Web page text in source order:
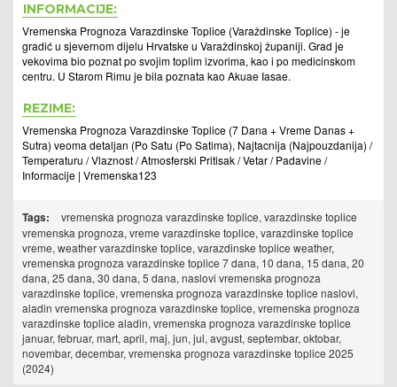
INFORMACIJE:
Vremenska Prognoza Varazdinske Toplice (Varaždinske Toplice) - je
gradić u sjevernom dijelu Hrvatske u Varaždinskoj županiji. Grad je
vekovima bio poznat po svojim toplim izvorima, kao i po medicinskom
centru. U Starom Rimu je bila poznata kao Akuae Iasae.
REZIME:
Vremenska Prognoza Varazdinske Toplice (7 Dana + Vreme Danas +
Sutra) veoma detaljan (Po Satu (Po Satima), Najtacnija (Najpouzdanija) /
Temperaturu / Vlaznost / Atmosferski Pritisak / Vetar / Padavine /
Informacije | Vremenska123
Tags:
vremenska prognoza varazdinske toplice, varazdinske toplice
vremenska prognoza, vreme varazdinske toplice, varazdinske toplice
vreme, weather varazdinske toplice, varazdinske toplice weather,
vremenska prognoza varazdinske toplice 7 dana, 10 dana, 15 dana, 20
dana, 25 dana, 30 dana, 5 dana, naslovi vremenska prognoza
varazdinske toplice, vremenska prognoza varazdinske toplice naslovi,
aladin vremenska prognoza varazdinske toplice, vremenska prognoza
varazdinske toplice aladin, vremenska prognoza varazdinske toplice
januar, februar, mart, april, maj, jun, jul, avgust, septembar, oktobar,
novembar, decembar, vremenska prognoza varazdinske toplice 2025
(2024)